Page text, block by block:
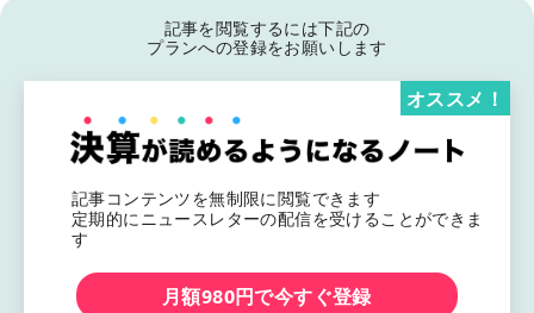
記事を閲覧するには下記の
プランへの登録をお願いします
記事コンテンツを無制限に閲覧できます
定期的にニュースレターの配信を受けることができま
す
オススメ！
月額980円で今すぐ登録